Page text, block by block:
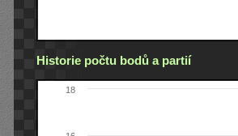
Historie počtu bodů a partií
18